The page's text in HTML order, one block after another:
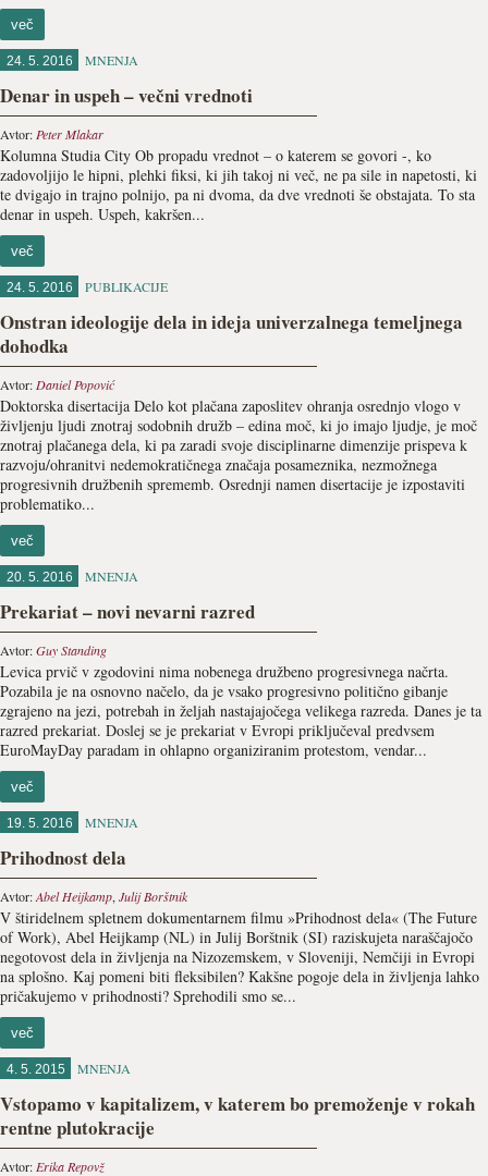
več
24. 5. 2016 MNENJA
Denar in uspeh – večni vrednoti
Avtor: Peter Mlakar
Kolumna Studia City Ob propadu vrednot – o katerem se govori -, ko
zadovoljijo le hipni, plehki fiksi, ki jih takoj ni več, ne pa sile in napetosti, ki
te dvigajo in trajno polnijo, pa ni dvoma, da dve vrednoti še obstajata. To sta
denar in uspeh. Uspeh, kakršen...
več
24. 5. 2016 PUBLIKACIJE
Onstran ideologije dela in ideja univerzalnega temeljnega
dohodka
Avtor: Daniel Popović
Doktorska disertacija Delo kot plačana zaposlitev ohranja osrednjo vlogo v
življenju ljudi znotraj sodobnih družb – edina moč, ki jo imajo ljudje, je moč
znotraj plačanega dela, ki pa zaradi svoje disciplinarne dimenzije prispeva k
razvoju/ohranitvi nedemokratičnega značaja posameznika, nezmožnega
progresivnih družbenih sprememb. Osrednji namen disertacije je izpostaviti
problematiko...
več
20. 5. 2016 MNENJA
Prekariat – novi nevarni razred
Avtor:Guy Standing
Levica prvič v zgodovini nima nobenega družbeno progresivnega načrta.
Pozabila je na osnovno načelo, da je vsako progresivno politično gibanje
zgrajeno na jezi, potrebah in željah nastajajočega velikega razreda. Danes je ta
razred prekariat. Doslej se je prekariat v Evropi priključeval predvsem
EuroMayDay paradam in ohlapno organiziranim protestom, vendar...
več
19. 5. 2016 MNENJA
Prihodnost dela
Avtor:Abel Heijkamp, Julij Borštnik
V štiridelnem spletnem dokumentarnem filmu »Prihodnost dela« (The Future
of Work), Abel Heijkamp (NL) in Julij Borštnik (SI) raziskujeta naraščajočo
negotovost dela in življenja na Nizozemskem, v Sloveniji, Nemčiji in Evropi
na splošno. Kaj pomeni biti fleksibilen? Kakšne pogoje dela in življenja lahko
pričakujemo v prihodnosti? Sprehodili smo se...
več
4. 5. 2015 MNENJA
Vstopamo v kapitalizem, v katerem bo premoženje v rokah
rentne plutokracije
Avtor: Erika Repovž